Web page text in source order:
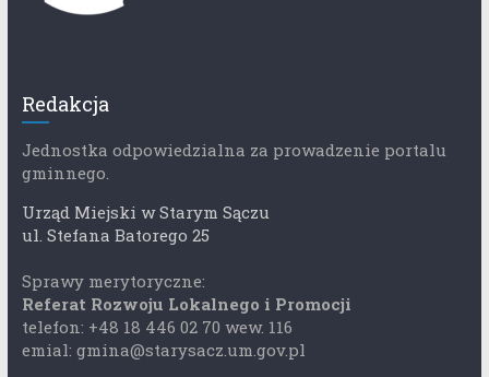
Redakcja
Jednostka odpowiedzialna za prowadzenie portalu
gminnego.
Urząd Miejski w Starym Sączu
ul. Stefana Batorego 25
Sprawy merytoryczne:
Referat Rozwoju Lokalnego i Promocji
telefon: +48 18 446 02 70 wew. 116
emial: gmina@starysacz.um.gov.pl